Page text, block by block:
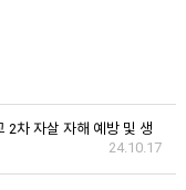
2차 자살 자해 예방 및 생
24.10.17